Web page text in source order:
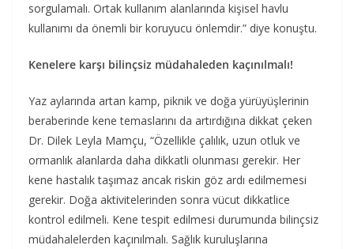
sorgulamalı. Ortak kullanım alanlarında kişisel havlu
kullanımı da önemli bir koruyucu önlemdir.” diye konuştu.
Kenelere karşı bilinçsiz müdahaleden kaçınılmalı!
Yaz aylarında artan kamp, piknik ve doğa yürüyüşlerinin
beraberinde kene temaslarını da artırdığına dikkat çeken
Dr. Dilek Leyla Mamçu, “Özellikle çalılık, uzun otluk ve
ormanlık alanlarda daha dikkatli olunması gerekir. Her
kene hastalık taşımaz ancak riskin göz ardı edilmemesi
gerekir. Doğa aktivitelerinden sonra vücut dikkatlice
kontrol edilmeli. Kene tespit edilmesi durumunda bilinçsiz
müdahalelerden kaçınılmalı. Sağlık kuruluşlarına